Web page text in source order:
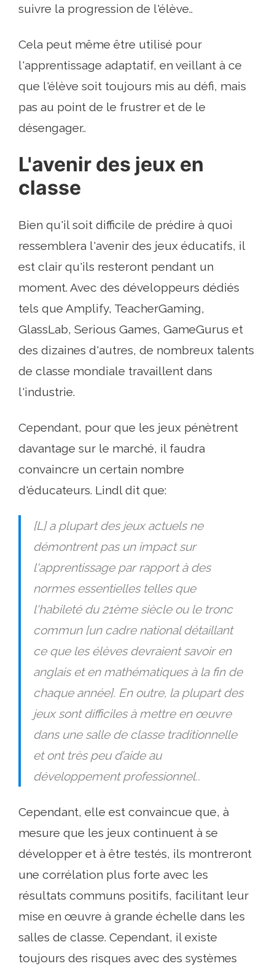
suivre la progression de l'élève..
Cela peut même être utilisé pour
l'apprentissage adaptatif, en veillant à ce
que l'élève soit toujours mis au défi, mais
pas au point de le frustrer et de le
désengager..
L'avenir des jeux en
classe
Bien qu'il soit difficile de prédire à quoi
ressemblera l'avenir des jeux éducatifs, il
est clair qu'ils resteront pendant un
moment. Avec des développeurs dédiés
tels que Amplify, TeacherGaming,
GlassLab, Serious Games, GameGurus et
des dizaines d'autres, de nombreux talents
de classe mondiale travaillent dans
l'industrie.
Cependant, pour que les jeux pénètrent
davantage sur le marché, il faudra
convaincre un certain nombre
d'éducateurs. Lindl dit que:
[L] a plupart des jeux actuels ne
démontrent pas un impact sur
l'apprentissage par rapport à des
normes essentielles telles que
l'habileté du 21ème siècle ou le tronc
commun [un cadre national détaillant
ce que les élèves devraient savoir en
anglais et en mathématiques à la fin de
chaque année]. En outre, la plupart des
jeux sont difficiles à mettre en œuvre
dans une salle de classe traditionnelle
et ont très peu d’aide au
développement professionnel..
Cependant, elle est convaincue que, à
mesure que les jeux continuent à se
développer et à être testés, ils montreront
une corrélation plus forte avec les
résultats communs positifs, facilitant leur
mise en œuvre à grande échelle dans les
salles de classe. Cependant, il existe
toujours des risques avec des systèmes